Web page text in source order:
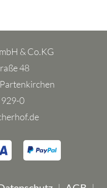
& Co.KG
48
0